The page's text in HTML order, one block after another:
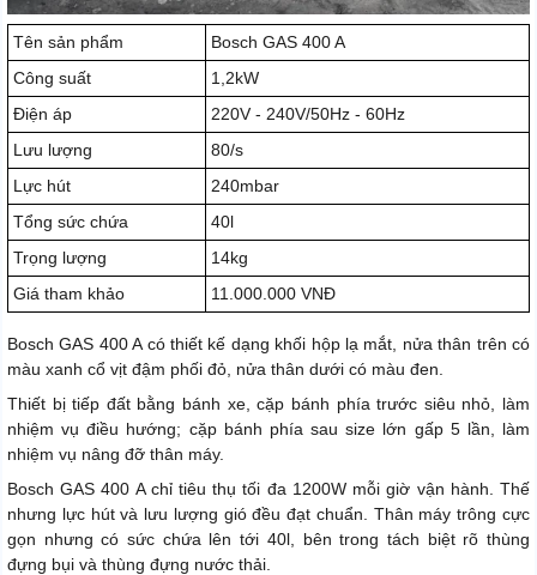
Tên sản phẩm
Bosch GAS 400 A
Công suất
1,2kW
Điện áp
220V - 240V/50Hz - 60Hz
Lưu lượng
80/s
Lực hút
240mbar
Tổng sức chứa
40l
Trọng lượng
14kg
Giá tham khảo
11.000.000 VNĐ
Bosch GAS 400 A có thiết kế dạng khối hộp lạ mắt, nửa thân trên có
màu xanh cổ vịt đậm phối đỏ, nửa thân dưới có màu đen.
Thiết bị tiếp đất bằng bánh xe, cặp bánh phía trước siêu nhỏ, làm
nhiệm vụ điều hướng; cặp bánh phía sau size lớn gấp 5 lần, làm
nhiệm vụ nâng đỡ thân máy.
Bosch GAS 400 A chỉ tiêu thụ tối đa 1200W mỗi giờ vận hành. Thế
nhưng lực hút và lưu lượng gió đều đạt chuẩn. Thân máy trông cực
gọn nhưng có sức chứa lên tới 40l, bên trong tách biệt rõ thùng
đựng bụi và thùng đựng nước thải.